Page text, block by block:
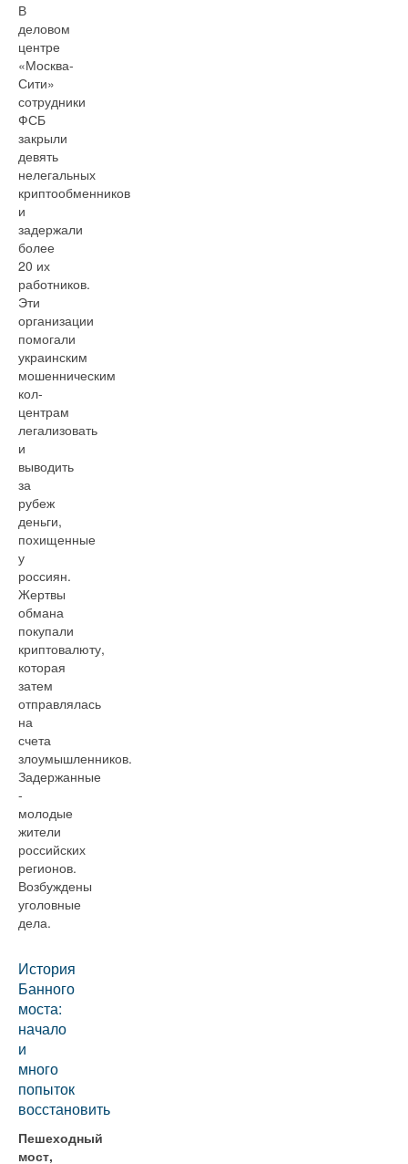
В
деловом
центре
«Москва-
Сити»
сотрудники
ФСБ
закрыли
девять
нелегальных
криптообменников
и
задержали
более
20 их
работников.
Эти
организации
помогали
украинским
мошенническим
кол-
центрам
легализовать
и
выводить
за
рубеж
деньги,
похищенные
у
россиян.
Жертвы
обмана
покупали
криптовалюту,
которая
затем
отправлялась
на
счета
злоумышленников.
Задержанные
-
молодые
жители
российских
регионов.
Возбуждены
уголовные
дела.
История
Банного
моста:
начало
и
много
попыток
восстановить
Пешеходный
мост,